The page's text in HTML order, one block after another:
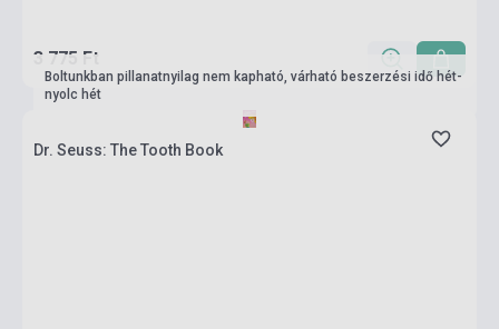
3 775 Ft
Boltunkban pillanatnyilag nem kapható, várható beszerzési idő hét-
nyolc hét
Dr. Seuss: The Tooth Book